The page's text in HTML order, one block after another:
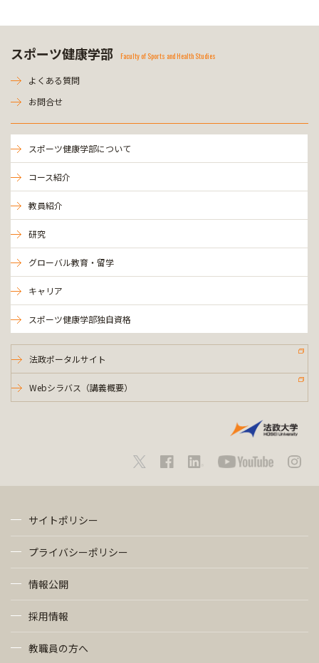
スポーツ健康学部 Faculty of Sports and Health Studies
よくある質問
お問合せ
スポーツ健康学部について
コース紹介
教員紹介
研究
グローバル教育・留学
キャリア
スポーツ健康学部独自資格
法政ポータルサイト
Webシラバス（講義概要）
サイトポリシー
プライバシーポリシー
情報公開
採用情報
教職員の方へ